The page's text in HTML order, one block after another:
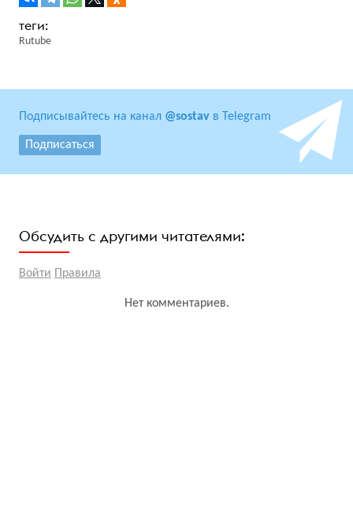
Rutube
Подписывайтесь на канал @sostav в Telegram
Подписаться
Обсудить с другими читателями:
Войти Правила
Нет комментариев.